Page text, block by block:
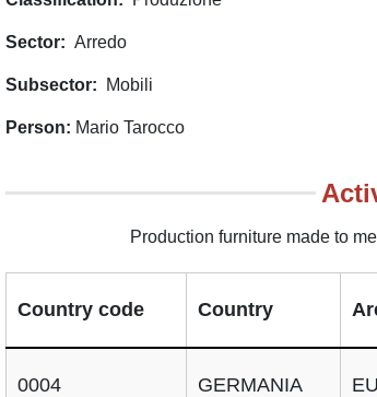
Sector Arredo
Subsector Mobili
Person Mario Tarocco
Production furniture made to
Country code Country
0004 GERMANIA